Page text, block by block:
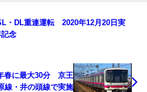
・DL重連運転 2020年12月20日実
念
春に最大30分 京王
線・井の頭線で実施